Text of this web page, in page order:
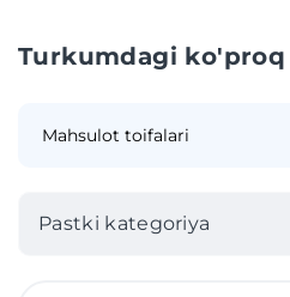
Turkumdagi
Pastki kategoriya